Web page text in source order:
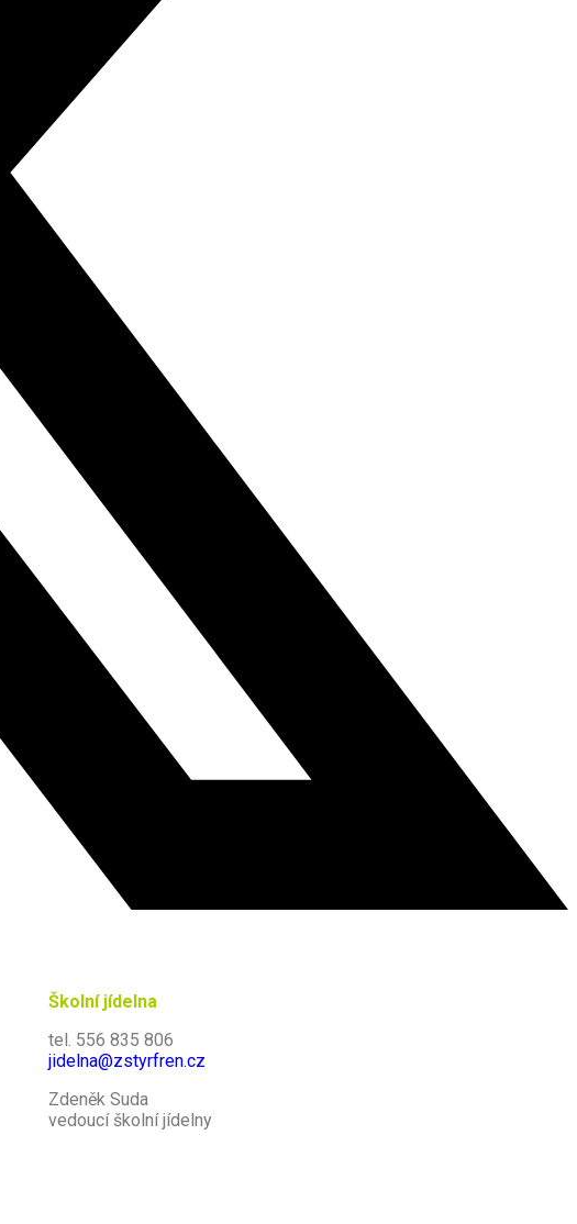
Školní jídelna
tel. 556 835 806
jidelna@zstyrfren.cz
Zdeněk Suda
vedoucí školní jídelny